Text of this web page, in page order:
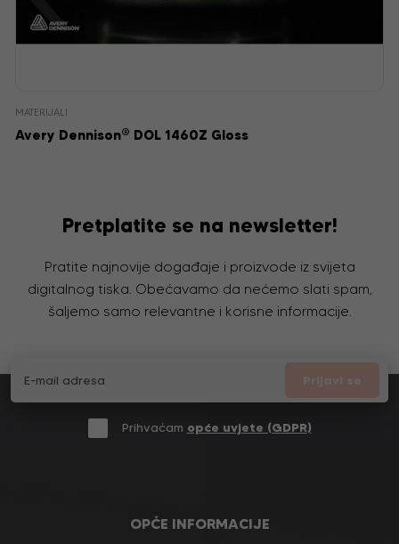
MATERIJALI
Avery Dennison® DOL 1460Z Gloss
Pretplatite se na newsletter!
Pratite najnovije događaje i proizvode iz svijeta
digitalnog tiska. Obećavamo da nećemo slati spam,
šaljemo samo relevantne i korisne informacije.
Prijavi se
Prihvaćam opće uvjete (GDPR)
OPĆE INFORMACIJE